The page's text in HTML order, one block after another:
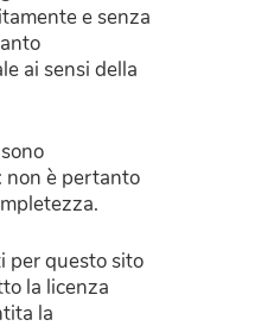
e senza
ai sensi della
non è pertanto
per questo sito
la licenza
la